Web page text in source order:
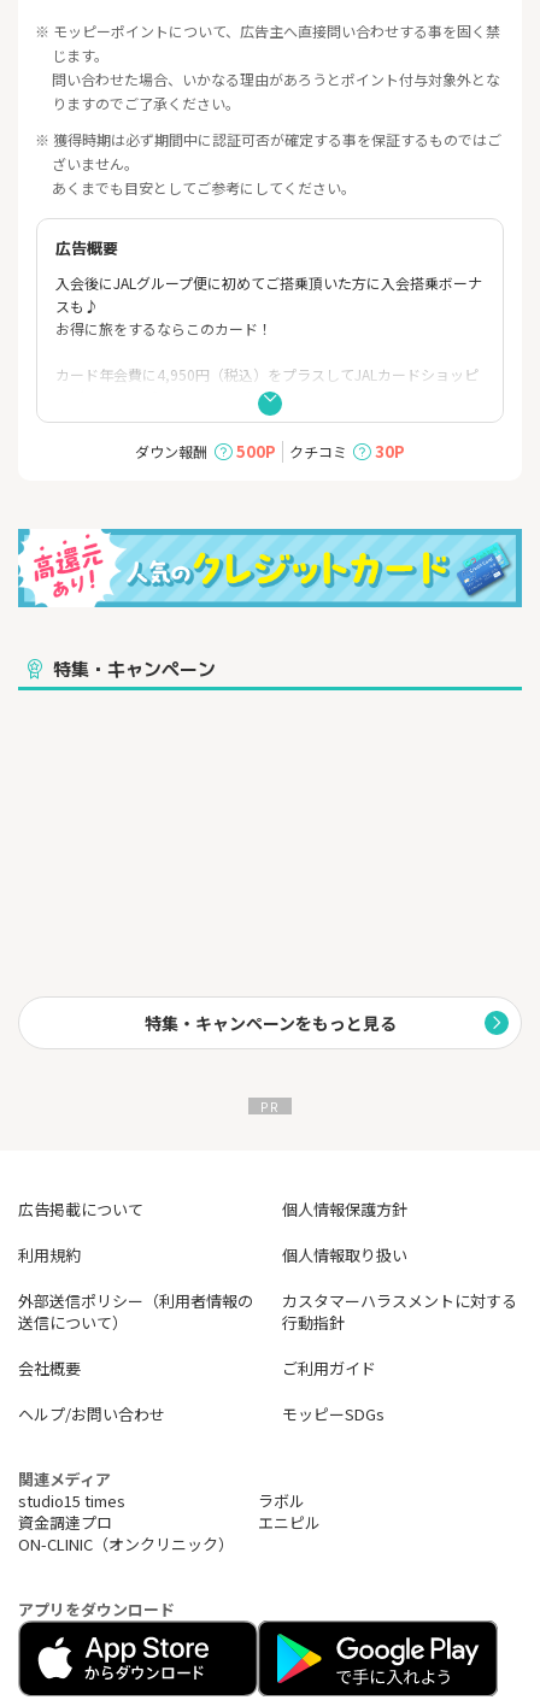
※ モッピーポイントについて、広告主へ直接問い合わせする事を固く禁
じます。
問い合わせた場合、いかなる理由があろうとポイント付与対象外とな
りますのでご了承ください。
※ 獲得時期は必ず期間中に認証可否が確定する事を保証するものではご
ざいません。
あくまでも目安としてご参考にしてください。
広告概要
入会後にJALグループ便に初めてご搭乗頂いた方に入会搭乗ボーナ
スも♪
お得に旅をするならこのカード！
カード年会費に4,950円（税込）をプラスしてJALカードショッピ
ングマイル・プレミアムに入会すると、
日常でのカードご利用分はもちろん、月々の定期的なお支払いで
もショッピングマイルが2倍たまり、得点交換
ダウン報酬 500P クチコミ 30P
特集・キャンペーン
特集・キャンペーンをもっと見る
広告掲載について
個人情報保護方針
利用規約
個人情報取り扱い
外部送信ポリシー（利用者情報の
送信について）
カスタマーハラスメントに対する
行動指針
会社概要
ご利用ガイド
ヘルプ/お問い合わせ
モッピーSDGs
関連メディア
studio15 times
ラボル
資金調達プロ
エニピル
ON-CLINIC（オンクリニック）
アプリをダウンロード